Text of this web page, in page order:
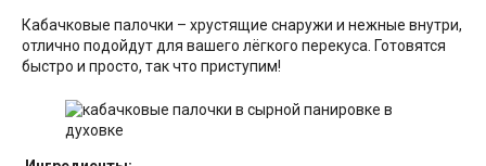
Кабачковые палочки – хрустящие снаружи и нежные внутри,
отлично подойдут для вашего лёгкого перекуса. Готовятся
быстро и просто, так что приступим!